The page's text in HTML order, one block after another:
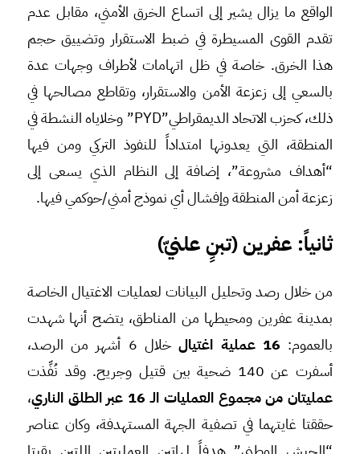
الواقع ما يزال يشير إلى اتساع الخرق الأمني، مقابل عدم
تقدم القوى المسيطرة في ضبط الاستقرار وتضييق حجم
هذا الخرق. خاصة في ظل اتهامات لأطراف وجهات عدة
بالسعي إلى زعزعة الأمن والاستقرار، وتقاطع مصالحها في
ذلك، كحزب الاتحاد الديمقراطي”PYD” وخلاياه النشطة في
المنطقة، التي يعدونها امتداداً للنفوذ التركي ومن فيها
“أهداف مشروعة”، إضافة إلى النظام الذي يسعى إلى
زعزعة أمن المنطقة وإفشال أي نموذج أمني/حوكمي فيها.
ثانياً: عفرين (تبنٍ علنيّ)
من خلال رصد وتحليل البيانات لعمليات الاغتيال الخاصة
بمدينة عفرين ومحيطها من المناطق، يتضح أنها شهدت
بالعموم: 16 عملية اغتيال
خلال 6 أشهر من الرصد،
أسفرت عن 140 ضحية بين قتيل وجريح. وقد نُفِّذت
عمليتان من مجموع العمليات الـ 16 عبر الطلق الناري
،
حققتا غايتهما في تصفية الجهة المستهدفة، وكان عناصر